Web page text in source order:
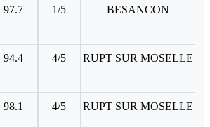
97.7 1/5 BESANCON
94.4 4/5 RUPT SUR MOSELLE
98.1 4/5 RUPT SUR MOSELLE